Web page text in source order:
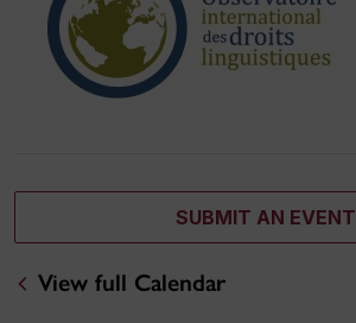
SUBMIT AN EVENT
View full Calendar